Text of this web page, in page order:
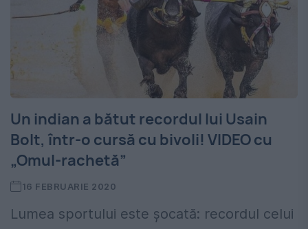
Un indian a bătut recordul lui Usain
Bolt, într-o cursă cu bivoli! VIDEO cu
„Omul-rachetă”
16 FEBRUARIE 2020
Lumea sportului este șocată: recordul celui